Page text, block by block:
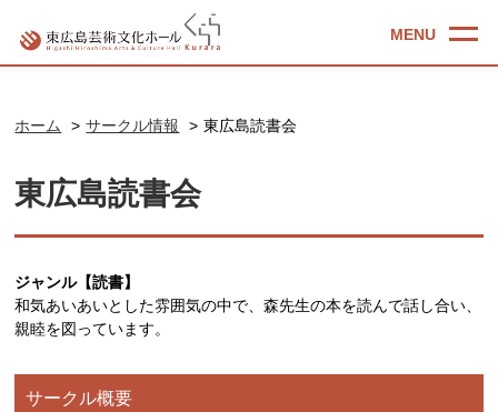
ホーム サークル情報 東広島読書会
東広島読書会
ジャンル【読書】
和気あいあいとした雰囲気の中で、森先生の本を読んで話し合い、
親睦を図っています。
サークル概要